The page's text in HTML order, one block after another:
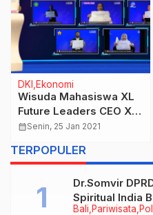
DKI Ekonomi
Wisuda Mahasiswa XL
Future Leaders CEO XL
Axiata Tekankan
Solusi Digital
calendar_monthSenin, 25 Jan 2021
TERPOPULER
Bali Pariwisata
Dr.Somvir
Spiritual India